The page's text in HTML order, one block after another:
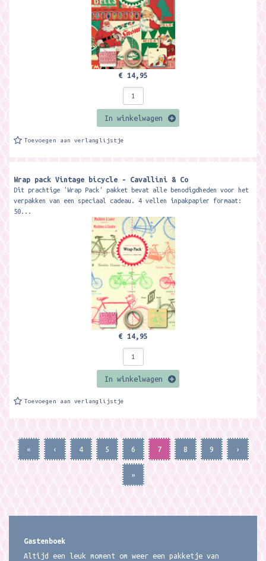
€ 14,95
In winkelwagen
Toevoegen aan verlanglijstje
Wrap pack Vintage bicycle - Cavallini & Co
Dit prachtige 'Wrap Pack' pakket bevat alle benodigdheden voor het
verpakken van een speciaal cadeau. 4 vellen inpakpapier formaat:
50...
€ 14,95
In winkelwagen
Toevoegen aan verlanglijstje
« ‹ 4 5 6 7 8 9 ›
»
Gastenboek
Altijd een leuk moment om weer een pakketje van